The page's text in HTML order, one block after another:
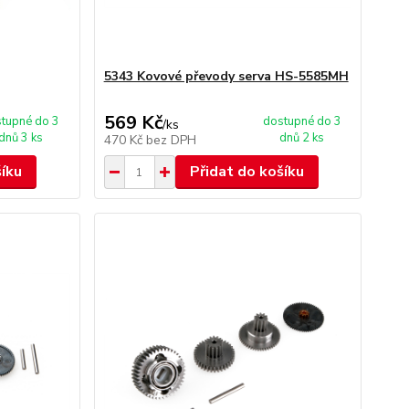
do 3
3 ks
5343 Kovové převody serva HS-5585MH
569 Kč/ks
470 Kč bez DPH
dostupné do 3
dnů 2 ks
Přidat do košíku